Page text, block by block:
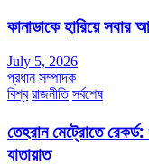
কানাডাকে হারিয়ে সবার
July 5, 2026
প্রধান সম্পাদক
বিশ্ব রাজনীতি সর্বশেষ
তেহরান মেট্রোতে রেকর্ড:
যাতায়াত